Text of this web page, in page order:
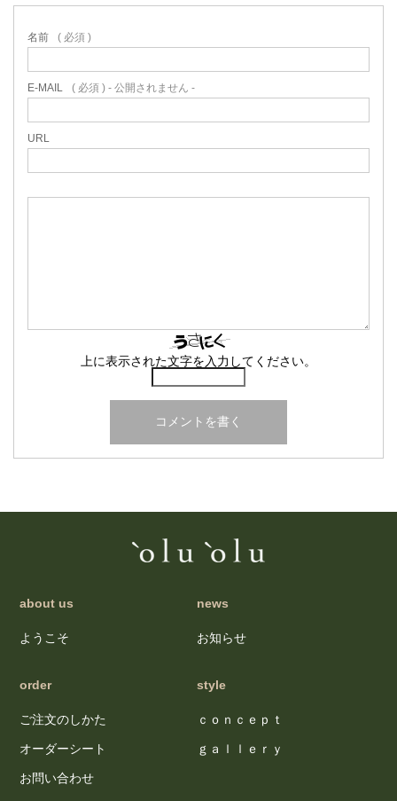
名前 ( 必須 )
E-MAIL ( 必須 ) - 公開されません -
URL
上に表示された文字を入力してください。
about us
ようこそ
news
お知らせ
order
ご注文のしかた
オーダーシート
お問い合わせ
style
ｃｏｎｃｅｐｔ
ｇａｌｌｅｒｙ